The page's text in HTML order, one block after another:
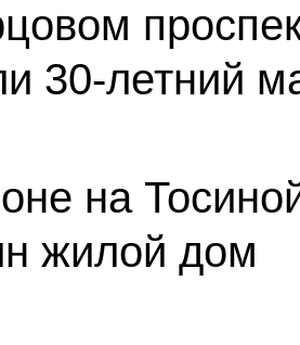
30-летний
на
жилой дом